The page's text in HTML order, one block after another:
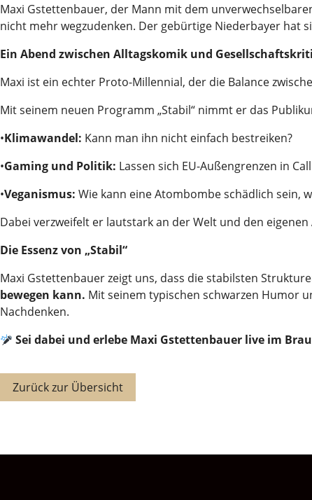
Maxi Gstettenbauer, der Mann mit dem
nicht mehr wegzudenken. Der gebürtige Niederbayer hat
Ein Abend zwischen Alltagskomik und
Maxi ist ein echter Proto-Millennial, der die Balance
Mit seinem neuen Programm „Stabil“ nimmt er das
•Klimawandel: Kann man ihn nicht einfach bestreiken?
•Gaming und Politik: Lassen sich EU-Außengrenzen in
•Veganismus: Wie kann eine Atombombe schädlich sein,
Dabei verzweifelt er lautstark an der Welt und den
Die Essenz von „Stabil“
Maxi Gstettenbauer zeigt uns, dass die stabilsten
bewegen kann. Mit seinem typischen schwarzen Humor
Nachdenken.
Sei dabei und erlebe Maxi Gstettenbauer live im
Zurück zur Übersicht